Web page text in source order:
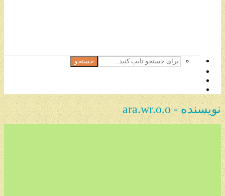
جستجو
نویسنده - ara.wr.o.o